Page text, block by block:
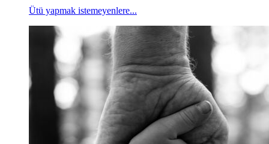
Ütü yapmak istemeyenlere...